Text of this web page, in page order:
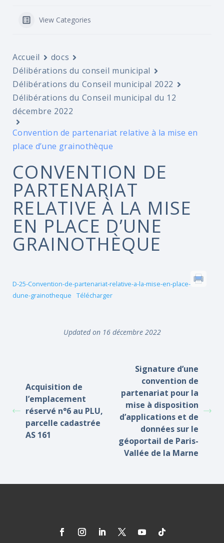
View Categories
Accueil
docs
Délibérations du conseil municipal
Délibérations du Conseil municipal 2022
Délibérations du Conseil municipal du 12
décembre 2022
Convention de partenariat relative à la mise en
place d’une grainothèque
CONVENTION DE
PARTENARIAT
RELATIVE À LA MISE
EN PLACE D’UNE
GRAINOTHÈQUE
D-25-Convention-de-partenariat-relative-a-la-mise-en-place-
dune-grainotheque
Télécharger
Updated on 16 décembre 2022
Acquisition de
l’emplacement
réservé n°6 au PLU,
parcelle cadastrée
AS 161
Signature d’une
convention de
partenariat pour la
mise à disposition
d’applications et de
données sur le
géoportail de Paris-
Vallée de la Marne